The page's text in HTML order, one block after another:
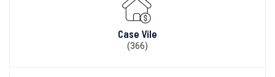
Case Vile
(366)